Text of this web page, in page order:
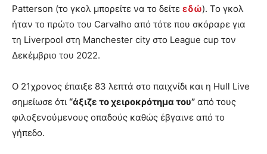
Patterson (το γκολ μπορείτε να το δείτε εδώ). Το γκολ
ήταν το πρώτο του Carvalho από τότε που σκόραρε για
τη Liverpool στη Manchester city στο League cup τον
Δεκέμβριο του 2022.
Ο 21χρονος έπαιξε 83 λεπτά στο παιχνίδι και η Hull Live
σημείωσε ότι “άξιζε το χειροκρότημα του” από τους
φιλοξενούμενους οπαδούς καθώς έβγαινε από το
γήπεδο.